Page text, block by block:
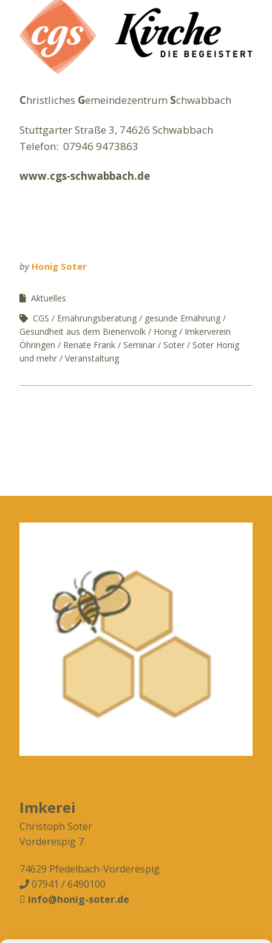
Christliches Gemeindezentrum Schwabbach
Stuttgarter Straße 3, 74626 Schwabbach
Telefon: 07946 9473863
www.cgs-schwabbach.de
by Honig Soter
Aktuelles
CGS
Ernährungsberatung
gesunde Ernährung
Gesundheit aus dem Bienenvolk
Honig
Imkerverein
Öhringen
Renate Frank Seminar Soter
Soter Honig
und mehr
Veranstaltung
Imkerei
Christoph Soter
Vorderespig 7
74629 Pfedelbach-Vorderespig
 07941 / 6490100
 info@honig-soter.de